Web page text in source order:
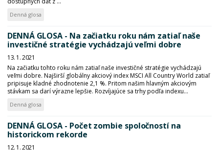
Denná glosa
DENNÁ GLOSA - Na začiatku roku nám zatiaľ naše
investičné stratégie vychádzajú veľmi dobre
13. 1. 2021
Na začiatku tohto roku nám zatiaľ naše investičné stratégie vychádzajú
veľmi dobre. Najširší globálny akciový index MSCI All Country World zatiaľ
pripisuje kladné zhodnotenie 2,1 %. Pritom našim hlavným akciovým
stávkam sa darí výrazne lepšie. Rozvíjajúce sa trhy podľa indexu...
Denná glosa
DENNÁ GLOSA - Počet zombie spoločností na
historickom rekorde
12. 1. 2021